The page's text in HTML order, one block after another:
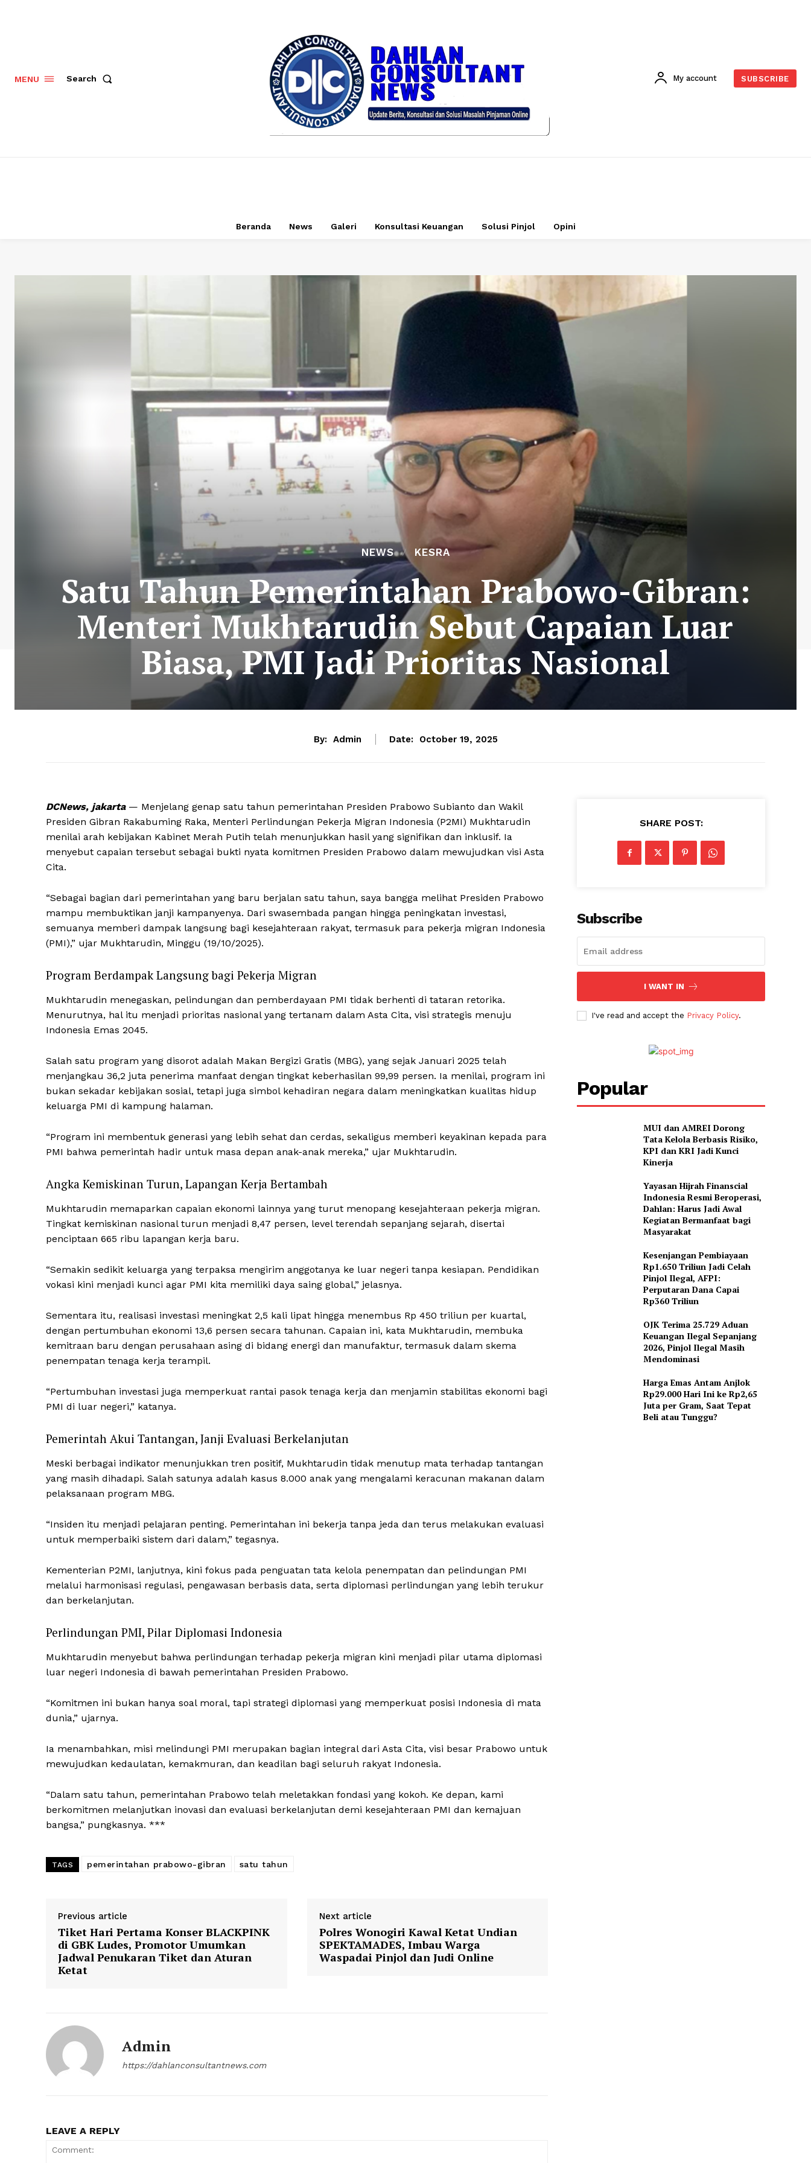
MENU Search My account SUBSCRIBE
Beranda News Galeri Konsultasi Keuangan Solusi Pinjol Opini
NEWS KESRA
Satu Tahun Pemerintahan Prabowo-Gibran:
Menteri Mukhtarudin Sebut Capaian Luar
Biasa, PMI Jadi Prioritas Nasional
By: Admin Date: October 19, 2025
DCNews, jakarta— Menjelang genap satu tahun pemerintahan Presiden Prabowo Subianto dan Wakil
Presiden Gibran Rakabuming Raka, Menteri Perlindungan Pekerja Migran Indonesia (P2MI) Mukhtarudin
menilai arah kebijakan Kabinet Merah Putih telah menunjukkan hasil yang signifikan dan inklusif. Ia
menyebut capaian tersebut sebagai bukti nyata komitmen Presiden Prabowo dalam mewujudkan visi Asta
Cita.
“Sebagai bagian dari pemerintahan yang baru berjalan satu tahun, saya bangga melihat Presiden Prabowo
mampu membuktikan janji kampanyenya. Dari swasembada pangan hingga peningkatan investasi,
semuanya memberi dampak langsung bagi kesejahteraan rakyat, termasuk para pekerja migran Indonesia
(PMI),” ujar Mukhtarudin, Minggu (19/10/2025).
Program Berdampak Langsung bagi Pekerja Migran
Mukhtarudin menegaskan, pelindungan dan pemberdayaan PMI tidak berhenti di tataran retorika.
Menurutnya, hal itu menjadi prioritas nasional yang tertanam dalam Asta Cita, visi strategis menuju
Indonesia Emas 2045.
Salah satu program yang disorot adalah Makan Bergizi Gratis (MBG), yang sejak Januari 2025 telah
menjangkau 36,2 juta penerima manfaat dengan tingkat keberhasilan 99,99 persen. Ia menilai, program ini
bukan sekadar kebijakan sosial, tetapi juga simbol kehadiran negara dalam meningkatkan kualitas hidup
keluarga PMI di kampung halaman.
“Program ini membentuk generasi yang lebih sehat dan cerdas, sekaligus memberi keyakinan kepada para
PMI bahwa pemerintah hadir untuk masa depan anak-anak mereka,” ujar Mukhtarudin.
Angka Kemiskinan Turun, Lapangan Kerja Bertambah
Mukhtarudin memaparkan capaian ekonomi lainnya yang turut menopang kesejahteraan pekerja migran.
Tingkat kemiskinan nasional turun menjadi 8,47 persen, level terendah sepanjang sejarah, disertai
penciptaan 665 ribu lapangan kerja baru.
“Semakin sedikit keluarga yang terpaksa mengirim anggotanya ke luar negeri tanpa kesiapan. Pendidikan
vokasi kini menjadi kunci agar PMI kita memiliki daya saing global,” jelasnya.
Sementara itu, realisasi investasi meningkat 2,5 kali lipat hingga menembus Rp 450 triliun per kuartal,
dengan pertumbuhan ekonomi 13,6 persen secara tahunan. Capaian ini, kata Mukhtarudin, membuka
kemitraan baru dengan perusahaan asing di bidang energi dan manufaktur, termasuk dalam skema
penempatan tenaga kerja terampil.
“Pertumbuhan investasi juga memperkuat rantai pasok tenaga kerja dan menjamin stabilitas ekonomi bagi
PMI di luar negeri,” katanya.
Pemerintah Akui Tantangan, Janji Evaluasi Berkelanjutan
Meski berbagai indikator menunjukkan tren positif, Mukhtarudin tidak menutup mata terhadap tantangan
yang masih dihadapi. Salah satunya adalah kasus 8.000 anak yang mengalami keracunan makanan dalam
pelaksanaan program MBG.
“Insiden itu menjadi pelajaran penting. Pemerintahan ini bekerja tanpa jeda dan terus melakukan evaluasi
untuk memperbaiki sistem dari dalam,” tegasnya.
Kementerian P2MI, lanjutnya, kini fokus pada penguatan tata kelola penempatan dan pelindungan PMI
melalui harmonisasi regulasi, pengawasan berbasis data, serta diplomasi perlindungan yang lebih terukur
dan berkelanjutan.
Perlindungan PMI, Pilar Diplomasi Indonesia
Mukhtarudin menyebut bahwa perlindungan terhadap pekerja migran kini menjadi pilar utama diplomasi
luar negeri Indonesia di bawah pemerintahan Presiden Prabowo.
“Komitmen ini bukan hanya soal moral, tapi strategi diplomasi yang memperkuat posisi Indonesia di mata
dunia,” ujarnya.
Ia menambahkan, misi melindungi PMI merupakan bagian integral dari Asta Cita, visi besar Prabowo untuk
mewujudkan kedaulatan, kemakmuran, dan keadilan bagi seluruh rakyat Indonesia.
“Dalam satu tahun, pemerintahan Prabowo telah meletakkan fondasi yang kokoh. Ke depan, kami
berkomitmen melanjutkan inovasi dan evaluasi berkelanjutan demi kesejahteraan PMI dan kemajuan
bangsa,” pungkasnya. ***
TAGS pemerintahan prabowo-gibran satu tahun
Previous article
Tiket Hari Pertama Konser BLACKPINK
di GBK Ludes, Promotor Umumkan
Jadwal Penukaran Tiket dan Aturan
Ketat
Next article
Polres Wonogiri Kawal Ketat Undian
SPEKTAMADES, Imbau Warga
Waspadai Pinjol dan Judi Online
Admin
https://dahlanconsultantnews.com
LEAVE A REPLY
SHARE POST:
Subscribe
I WANT IN
I've read and accept the Privacy Policy.
Popular
MUI dan AMREI Dorong
Tata Kelola Berbasis Risiko,
KPI dan KRI Jadi Kunci
Kinerja
Yayasan Hijrah Finanscial
Indonesia Resmi Beroperasi,
Dahlan: Harus Jadi Awal
Kegiatan Bermanfaat bagi
Masyarakat
Kesenjangan Pembiayaan
Rp1.650 Triliun Jadi Celah
Pinjol Ilegal, AFPI:
Perputaran Dana Capai
Rp360 Triliun
OJK Terima 25.729 Aduan
Keuangan Ilegal Sepanjang
2026, Pinjol Ilegal Masih
Mendominasi
Harga Emas Antam Anjlok
Rp29.000 Hari Ini ke Rp2,65
Juta per Gram, Saat Tepat
Beli atau Tunggu?